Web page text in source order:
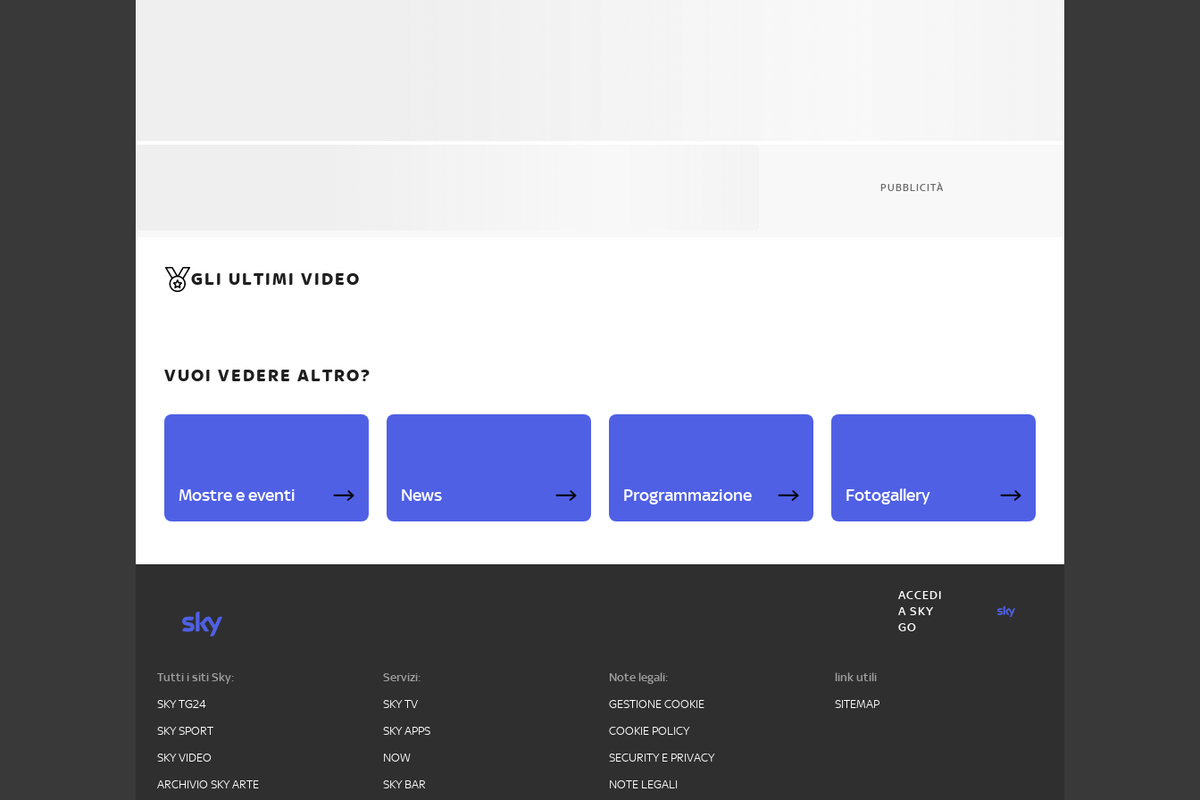
PUBBLICITÀ
GLI ULTIMI VIDEO
VUOI VEDERE ALTRO?
Mostre e eventi News Programmazione Fotogallery
ACCEDI
A SKY
GO
Tutti i siti Sky:
SKY TG24
SKY SPORT
SKY VIDEO
ARCHIVIO SKY ARTE
Servizi:
SKY TV
SKY APPS
NOW
SKY BAR
Note legali:
GESTIONE COOKIE
COOKIE POLICY
SECURITY E PRIVACY
NOTE LEGALI
link utili
SITEMAP